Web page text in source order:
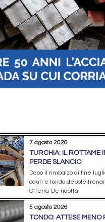
7 agosto 2026
TURCHIA: IL ROTTAME
PERDE SLANCIO
Dopo il rimbalzo di fine
cauti e tondo debole
Offerta Ue ridotta
5 agosto 2026
TONDO: ATTESE MENO